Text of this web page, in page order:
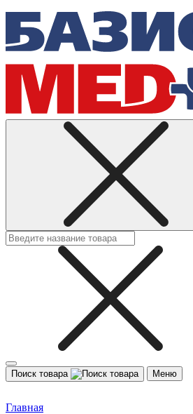
Поиск товара Меню
Главная